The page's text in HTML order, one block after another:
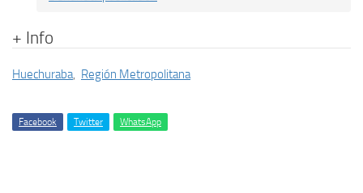
+ Info
Huechuraba, Región Metropolitana
Facebook Twitter WhatsApp